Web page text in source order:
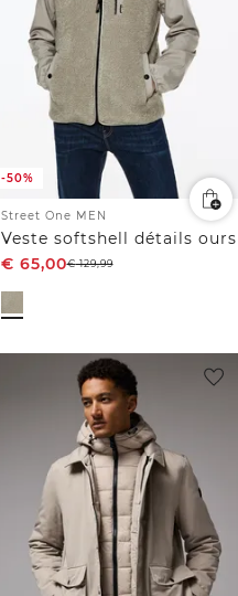
-50%
Street One MEN
Veste softshell détails ours
€ 65,00€129,99